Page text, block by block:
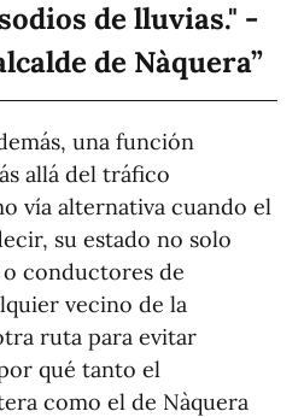
de lluvias." -
de Nàquera
una función
allá del tráfico
vía alternativa cuando el
su estado no solo
conductores de
vecino de la
ruta para evitar
qué tanto el
como el de Nàquera